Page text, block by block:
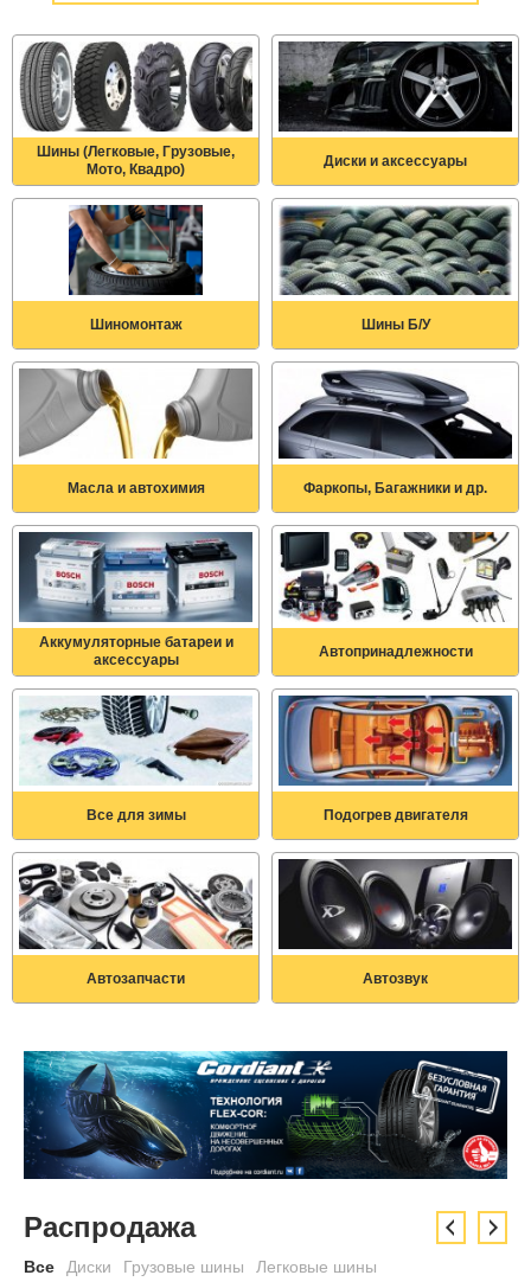
Шины (Легковые, Грузовые,
Мото, Квадро)
Диски и аксессуары
Шиномонтаж Шины Б/У
Масла и автохимия Фаркопы, Багажники и др.
Аккумуляторные батареи и
аксессуары
Автопринадлежности
Все для зимы Подогрев двигателя
Автозапчасти Автозвук
Распродажа
Все Диски Грузовые шины Легковые шины